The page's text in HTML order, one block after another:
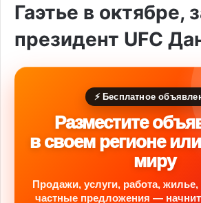
Гаэтье в октябре,
президент UFC
⚡ Бесплатное
Разместите
в своем регионе
миру
Продажи, услуги, работа,
частные предложения —